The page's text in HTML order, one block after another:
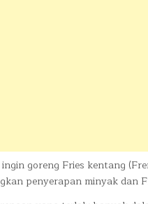
goreng Fries kentang
penyerapan minyak dan